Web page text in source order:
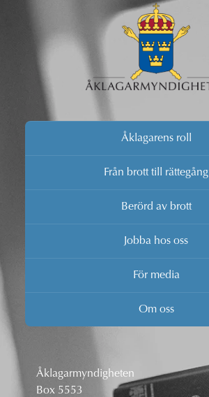
Åklagarens roll
Från brott till rättegång
Berörd av brott
Jobba hos oss
För media
Om oss
Åklagarmyndigheten
Box 5553